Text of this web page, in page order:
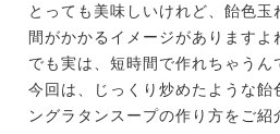
とっても美味しいけれど、飴色
間がかかるイメージがありますよ
でも実は、短時間で作れちゃうん
今回は、じっくり炒めたような飴
ングラタンスープの作り方をご紹